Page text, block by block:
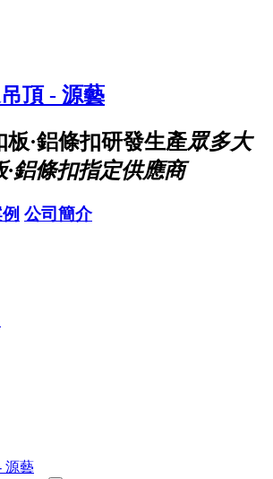
板·鋁條扣研發生產眾多大
鋁條扣指定供應商
公司簡介